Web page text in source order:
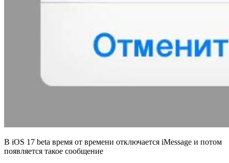
В iOS 17 beta время от времени отключается iMessage и потом
появляется такое сообщение